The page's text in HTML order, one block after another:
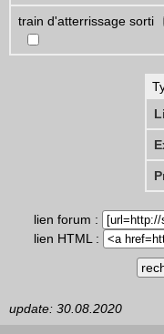
train d'atterrissage sorti
lien forum :
lien HTML :
update: 30.08.2020